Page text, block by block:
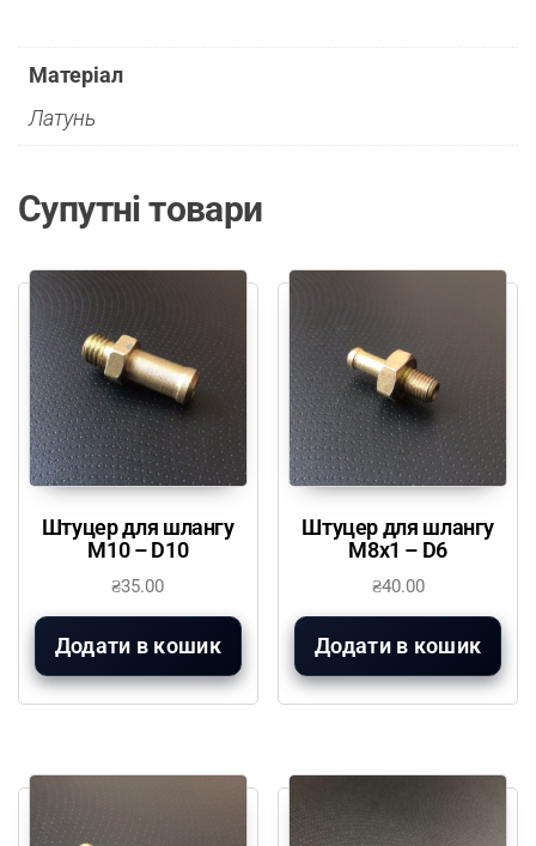
Матеріал
Латунь
Супутні товари
Штуцер для шлангу
М10 – D10
₴35.00
Додати в кошик
Штуцер для шлангу
М8х1 – D6
₴40.00
Додати в кошик